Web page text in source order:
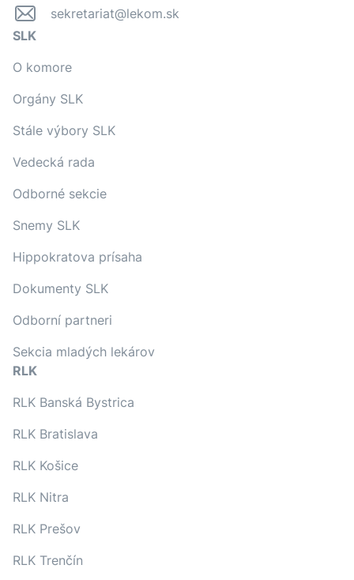
sekretariat@lekom.sk
SLK
O komore
Orgány SLK
Stále výbory SLK
Vedecká rada
Odborné sekcie
Snemy SLK
Hippokratova prísaha
Dokumenty SLK
Odborní partneri
Sekcia mladých lekárov
RLK
RLK Banská Bystrica
RLK Bratislava
RLK Košice
RLK Nitra
RLK Prešov
RLK Trenčín